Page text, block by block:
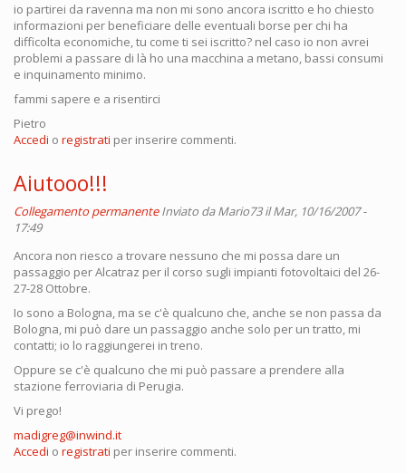
io partirei da ravenna ma non mi sono ancora iscritto e ho chiesto
informazioni per beneficiare delle eventuali borse per chi ha
difficolta economiche, tu come ti sei iscritto? nel caso io non avrei
problemi a passare di là ho una macchina a metano, bassi consumi
e inquinamento minimo.
fammi sapere e a risentirci
Pietro
Accedi o registrati per inserire commenti.
Aiutooo!!!
Collegamento permanente Inviato daMario73il Mar, 10/16/2007 -
17:49
Ancora non riesco a trovare nessuno che mi possa dare un
passaggio per Alcatraz per il corso sugli impianti fotovoltaici del 26-
27-28 Ottobre.
Io sono a Bologna, ma se c'è qualcuno che, anche se non passa da
Bologna, mi può dare un passaggio anche solo per un tratto, mi
contatti; io lo raggiungerei in treno.
Oppure se c'è qualcuno che mi può passare a prendere alla
stazione ferroviaria di Perugia.
Vi prego!
madigreg@inwind.it
Accedi o registrati per inserire commenti.